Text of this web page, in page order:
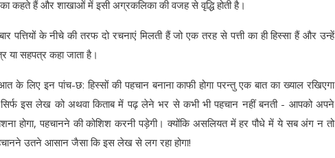
कहते हैं और शाखाओं में इसी अग्रकलिका की वजह से वृद्धि होती है।
पत्तियों के नीचे की तरफ दो रचनाएं मिलती हैं जो एक तरह से पत्ती का ही हिस्सा हैं और उन्हें
या सहपत्र कहा जाता है।
के लिए इन पांच-छ: हिस्सों की पहचान बनाना काफी होगा परन्तु एक बात का ख्याल रखिएगा
इस लेख को अथवा किताब में पढ़ लेने भर से कभी भी पहचान नहीं बनती - आपको अपने
होगा, पहचानने की कोशिश करनी पड़ेगी। क्योंकि असलियत में हर पौधे में ये सब अंग न तो
उतने आसान जैसा कि इस लेख से लग रहा होगा!